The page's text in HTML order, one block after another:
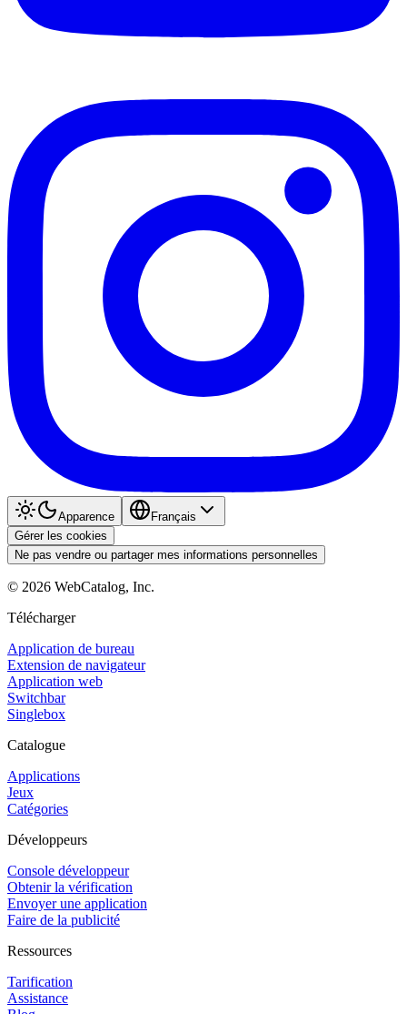
Apparence
Français
Gérer les cookies
Ne pas vendre ou partager mes informations personnelles
© 2026 WebCatalog, Inc.
Télécharger
Application de bureau
Extension de navigateur
Application web
Switchbar
Singlebox
Catalogue
Applications
Jeux
Catégories
Développeurs
Console développeur
Obtenir la vérification
Envoyer une application
Faire de la publicité
Ressources
Tarification
Assistance